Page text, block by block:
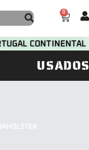
0
CONTINENTAL
USADOS